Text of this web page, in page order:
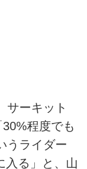
サーキット
程度でも
うライダー
入る」と、山